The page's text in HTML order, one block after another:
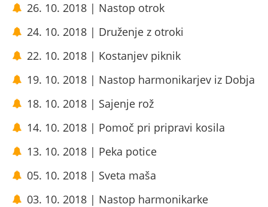
26. 10. 2018 | Nastop otrok
24. 10. 2018 | Druženje z otroki
22. 10. 2018 | Kostanjev piknik
19. 10. 2018 | Nastop harmonikarjev iz Dobja
18. 10. 2018 | Sajenje rož
14. 10. 2018 | Pomoč pri pripravi kosila
13. 10. 2018 | Peka potice
05. 10. 2018 | Sveta maša
03. 10. 2018 | Nastop harmonikarke